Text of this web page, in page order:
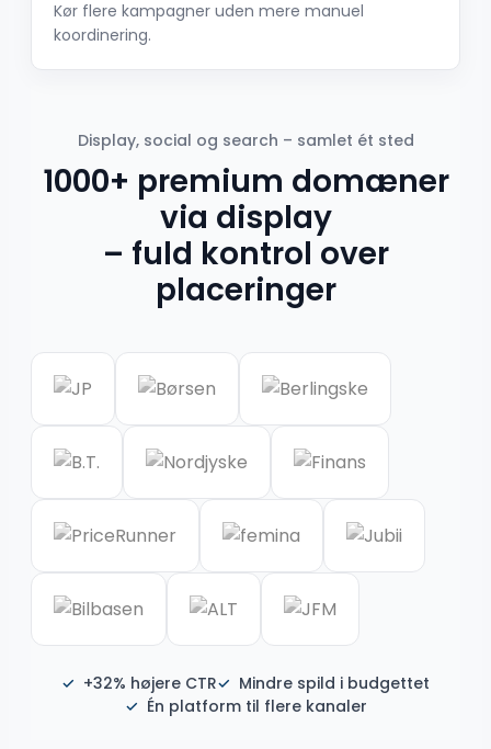
Kør flere kampagner uden mere manuel
koordinering.
Display, social og search – samlet ét sted
1000+ premium domæner
via display
– fuld kontrol over
placeringer
+32% højere CTR
Mindre spild i budgettet
Én platform til flere kanaler